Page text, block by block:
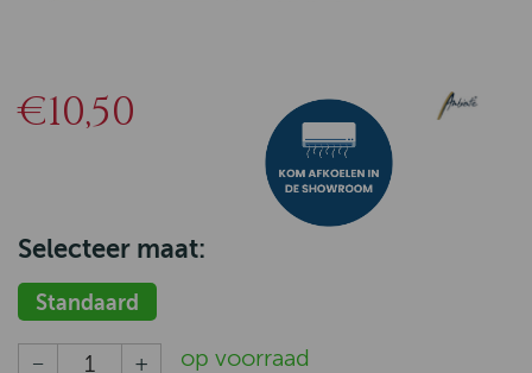
€10,50
Selecteer maat:
Standaard
op voorraad